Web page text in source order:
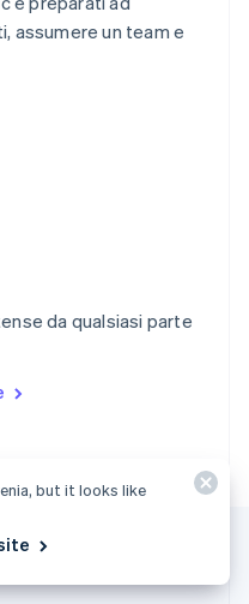
assumere un team e
da qualsiasi parte
but it looks like